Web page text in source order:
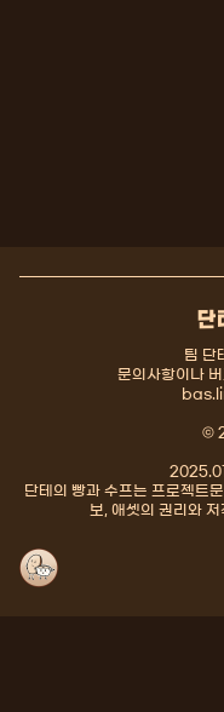
단
팀 단
문의사항이나
©
단테의 빵과 수프는 프로젝트
보, 애셋의 권리와